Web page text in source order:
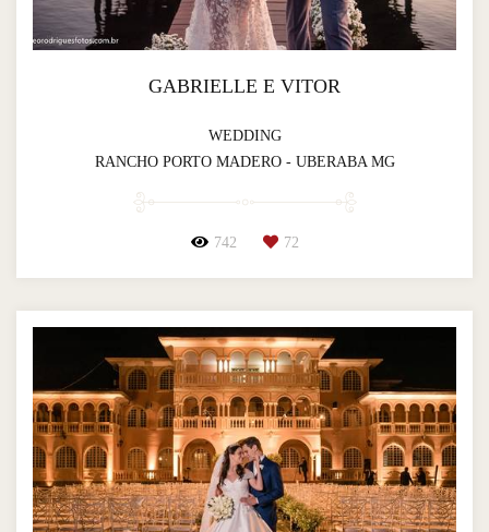
GABRIELLE E VITOR
WEDDING
RANCHO PORTO MADERO - UBERABA MG
742 72